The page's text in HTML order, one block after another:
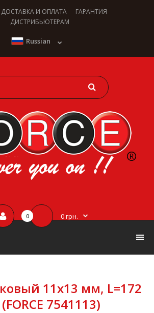
ДОСТАВКА И ОПЛАТА
ГАРАНТИЯ
ДИСТРИБЬЮТЕРАМ
Russian
0 0 грн.
11x13 мм, L=172
7541113)